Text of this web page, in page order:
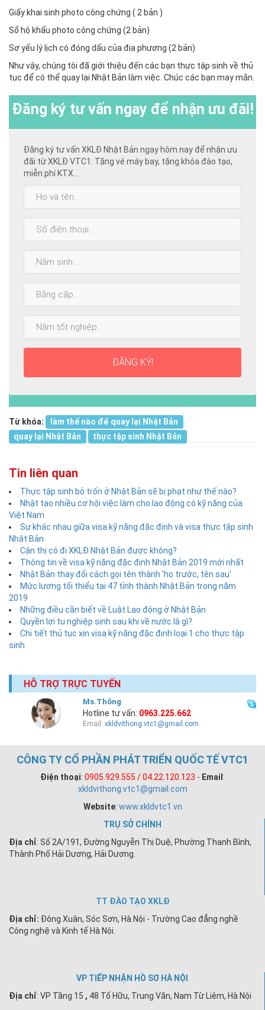
Giấy khai sinh photo công chứng ( 2 bản )
Sổ hộ khẩu photo công chứng (2 bản)
Sơ yếu lý lịch có đóng dấu của địa phương (2 bản)
Như vậy, chúng tôi đã giới thiệu đến các bạn thực tập sinh về thủ
tục để có thể quay lại Nhật Bản làm việc. Chúc các bạn may mắn.
Đăng ký tư vấn ngay để nhận ưu đãi!
Đăng ký tư vấn XKLĐ Nhật Bản ngay hôm nay để nhận ưu
đãi từ XKLĐ VTC1: Tặng vé máy bay, tặng khóa đào tạo,
miễn phí KTX...
sinh:
cấp
nhất:
ĐĂNG KÝ!
Từ khóa:
làm thế nào để quay lại Nhật Bản
quay lại Nhật Bản
thực tập sinh Nhật Bản
Tin liên quan
Thực tập sinh bỏ trốn ở Nhật Bản sẽ bị phạt như thế nào?
Nhật tạo nhiều cơ hội việc làm cho lao động có kỹ năng của
Việt Nam
Sự khác nhau giữa visa kỹ năng đặc định và visa thực tập sinh
Nhật Bản
Cận thị có đi XKLĐ Nhật Bản được không?
Thông tin về visa kỹ năng đặc định Nhật Bản 2019 mới nhất
Nhật Bản thay đổi cách gọi tên thành 'họ trước, tên sau'
Mức lương tối thiểu tại 47 tỉnh thành Nhật Bản trong năm
2019
Những điều cần biết về Luật Lao động ở Nhật Bản
Quyền lợi tu nghiệp sinh sau khi về nước là gì?
Chi tiết thủ tục xin visa kỹ năng đặc định loại 1 cho thực tập
sinh
HỖ TRỢ TRỰC TUYẾN
Ms.Thông
Hotline tư vấn: 0963.225.662
Email:xkldvithong.vtc1@gmail.com
CÔNG TY CỔ PHẦN PHÁT TRIỂN QUỐC TẾ VTC1
Điện thoại: 0905.929.555 / 04.22.120.123 - Email :
xkldvithong.vtc1@gmail.com
Website: www.xkldvtc1.vn
TRỤ SỞ CHÍNH
Địa chỉ: Số 2A/191, Đường Nguyễn Thị Duệ, Phường Thanh Bình,
Thành Phố Hải Dương, Hải Dương.
TT ĐÀO TẠO XKLĐ
Địa chỉ: Đông Xuân, Sóc Sơn, Hà Nội - Trường Cao đẳng nghề
Công nghệ và Kinh tế Hà Nội.
VP TIẾP NHẬN HỒ SƠ HÀ NỘI
Địa chỉ: VP Tầng 15 , 48 Tố Hữu, Trung Văn, Nam Từ Liêm, Hà Nội